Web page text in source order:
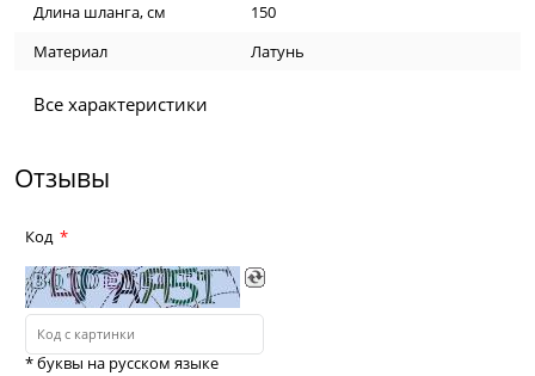
Длина шланга, см
150
Материал
Латунь
Все характеристики
Отзывы
Код
* буквы на русском языке